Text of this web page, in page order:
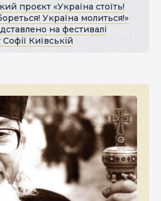
проєкт «Україна стоїть!
Україна молиться!»
на фестивалі
Київській